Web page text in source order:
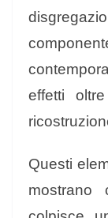
effetti
Questi